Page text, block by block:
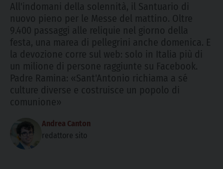
All'indomani della solennità, il Santuario di
nuovo pieno per le Messe del mattino. Oltre
9.400 passaggi alle reliquie nel giorno della
festa, una marea di pellegrini anche domenica. E
la devozione corre sul web: solo in Italia più di
un milione di persone raggiunte su Facebook.
Padre Ramina: «Sant'Antonio richiama a sé
culture diverse e costruisce un popolo di
comunione»
Andrea Canton
redattore sito